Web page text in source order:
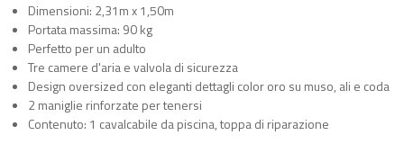
Dimensioni: 2,31m x 1,50m
Portata massima: 90 kg
Perfetto per un adulto
Tre camere d'aria e valvola di sicurezza
Design oversized con eleganti dettagli color oro su muso, ali e coda
2 maniglie rinforzate per tenersi
Contenuto: 1 cavalcabile da piscina, toppa di riparazione